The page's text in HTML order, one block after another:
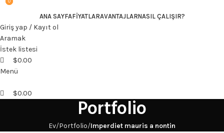
ANA SAYFAFIYATLARAVANTAJLARNASIL ÇALIŞIR?
Giriş yap / Kayıt ol
Aramak
İstek listesi
0
$0.00
Menü
0
$0.00
Portfolio
Ev Portfolio Imperdiet mauris a nontin